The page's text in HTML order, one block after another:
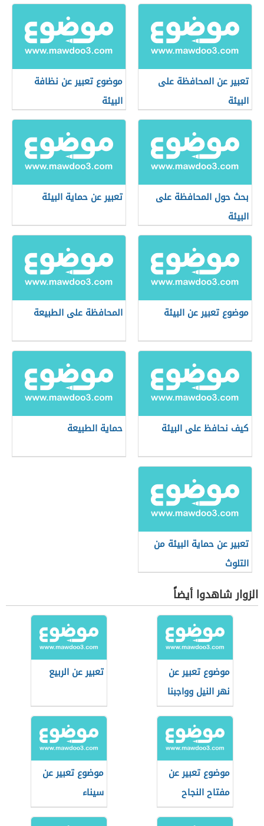
تعبير عن المحافظة على
البيئة
موضوع تعبير عن نظافة
البيئة
بحث حول المحافظة على
البيئة
تعبير عن حماية البيئة
موضوع تعبير عن البيئة المحافظة على الطبيعة
كيف نحافظ على البيئة حماية الطبيعة
تعبير عن حماية البيئة من
التلوث
الزوار شاهدوا أيضاً
موضوع تعبير عن
نهر النيل وواجبنا
نحوه
تعبير عن الربيع
موضوع تعبير عن
مفتاح النجاح
موضوع تعبير عن
سيناء